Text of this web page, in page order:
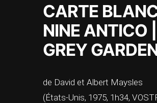
CARTE
NINE ANTICO |
GREY
de David et Albert Maysles
(États-Unis, 1975, 1h34,